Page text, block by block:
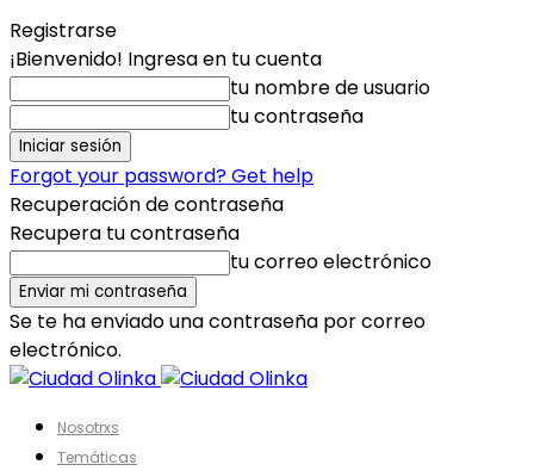
Registrarse
¡Bienvenido! Ingresa en tu cuenta
tu nombre de usuario
tu contraseña
Forgot your password? Get help
Recuperación de contraseña
Recupera tu contraseña
tu correo electrónico
Se te ha enviado una contraseña por correo
electrónico.
Nosotrxs
Temáticas